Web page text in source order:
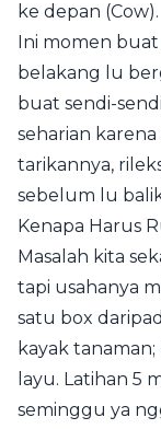
ke depan (Cow).
Ini momen
belakang lu
buat sendi-
seharian karena
tarikannya,
sebelum lu
Kenapa Harus
Masalah kita
tapi usahanya
satu box
kayak
layu. Latihan 5
seminggu ya